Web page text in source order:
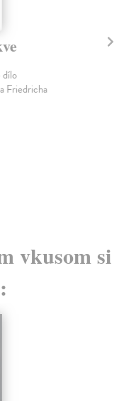
Friedricha
vkusom si